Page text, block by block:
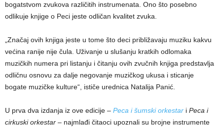
bogatstvom zvukova različitih instrumenata. Ono što posebno
odlikuje knjige o Peci jeste odličan kvalitet zvuka.
„Značaj ovih knjiga jeste u tome što deci približavaju muziku kakvu
većina ranije nije čula. Uživanje u slušanju kratkih odlomaka
muzičkih numera pri listanju i čitanju ovih zvučnih knjiga predstavlja
odličnu osnovu za dalje negovanje muzičkog ukusa i sticanje
bogate muzičke kulture“, ističe urednica Natalija Panić.
U prva dva izdanja iz ove edicije – Peca i šumski orkestar i Peca i
cirkuski orkestar – najmlađi čitaoci upoznali su brojne instrumente